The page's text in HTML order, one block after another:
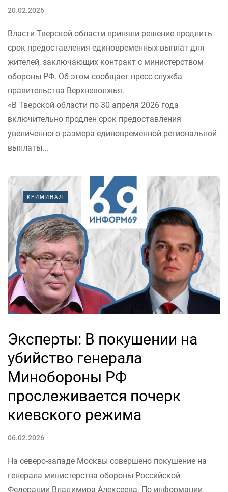
20.02.2026
Власти Тверской области приняли решение продлить
срок предоставления единовременных выплат для
жителей, заключающих контракт с министерством
обороны РФ. Об этом сообщает пресс-служба
правительства Верхневолжья.
«В Тверской области по 30 апреля 2026 года
включительно продлен срок предоставления
увеличенного размера единовременной региональной
выплаты...
КРИМИНАЛ
Эксперты: В покушении на
убийство генерала
Минобороны РФ
прослеживается почерк
киевского режима
06.02.2026
На северо-западе Москвы совершено покушение на
генерала министерства обороны Российской
Федерации Владимира Алексеева. По информации